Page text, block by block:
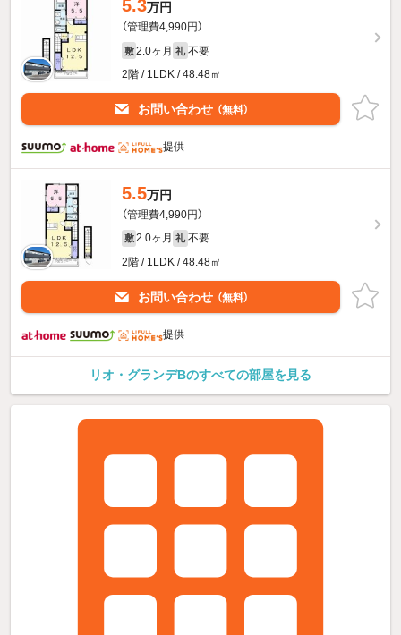
5.3万円
（管理費4,990円）
敷 2.0ヶ月 礼 不要
2階 / 1LDK / 48.48㎡
お問い合わせ （無料）
提供
5.5万円
（管理費4,990円）
敷 2.0ヶ月 礼 不要
2階 / 1LDK / 48.48㎡
お問い合わせ （無料）
提供
リオ・グランデBのすべての部屋を見る